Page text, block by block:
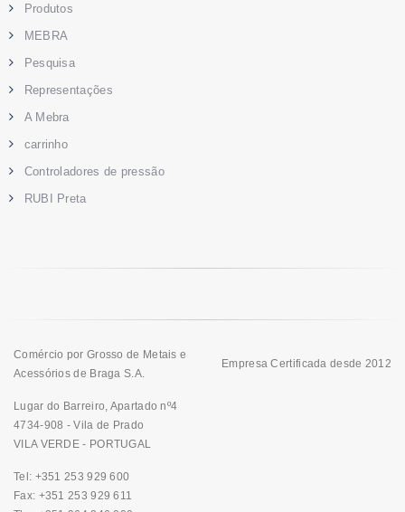
Produtos
MEBRA
Pesquisa
Representações
A Mebra
carrinho
Controladores de pressão
RUBI Preta
Comércio por Grosso de Metais e
Acessórios de Braga S.A.
Empresa Certificada desde 2012
Lugar do Barreiro, Apartado nº4
4734-908 - Vila de Prado
VILA VERDE - PORTUGAL
Tel: +351 253 929 600
Fax: +351 253 929 611